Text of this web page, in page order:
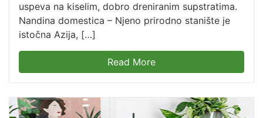
uspeva na kiselim, dobro dreniranim supstratima.
Nandina domestica – Njeno prirodno stanište je
istočna Azija, […]
Read More